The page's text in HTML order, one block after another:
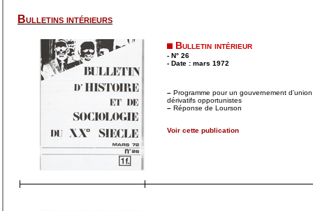
Bulletins intérieurs
Bulletin intérieur
- N° 26
- Date : mars 1972
– Programme pour un gouvernement
dérivatifs opportunistes
– Réponse de Lourson
Voir cette publication